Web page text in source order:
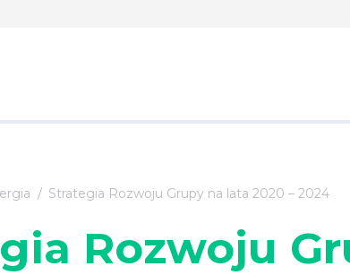
Strategia Rozwoju Grupy na lata 2020 – 2024
Rozwoju